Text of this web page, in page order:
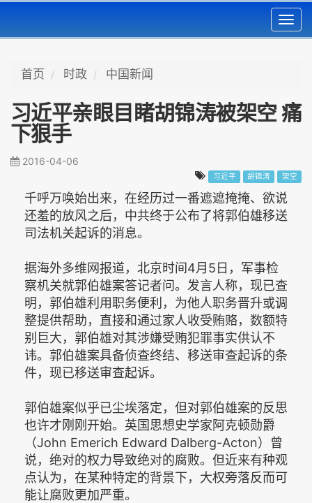
首页 时政 中国新闻
习近平亲眼目睹胡锦涛被架空 痛
下狠手
2016-04-06
习近平 胡锦涛 架空
千呼万唤始出来，在经历过一番遮遮掩掩、欲说
还羞的放风之后，中共终于公布了将郭伯雄移送
司法机关起诉的消息。
据海外多维网报道，北京时间4月5日，军事检
察机关就郭伯雄案答记者问。发言人称，现已查
明，郭伯雄利用职务便利，为他人职务晋升或调
整提供帮助，直接和通过家人收受贿赂，数额特
别巨大，郭伯雄对其涉嫌受贿犯罪事实供认不
讳。郭伯雄案具备侦查终结、移送审查起诉的条
件，现已移送审查起诉。
郭伯雄案似乎已尘埃落定，但对郭伯雄案的反思
也许才刚刚开始。英国思想史学家阿克顿勋爵
（John Emerich Edward Dalberg-Acton）曾
说，绝对的权力导致绝对的腐败。但近来有种观
点认为，在某种特定的背景下，大权旁落反而可
能让腐败更加严重。